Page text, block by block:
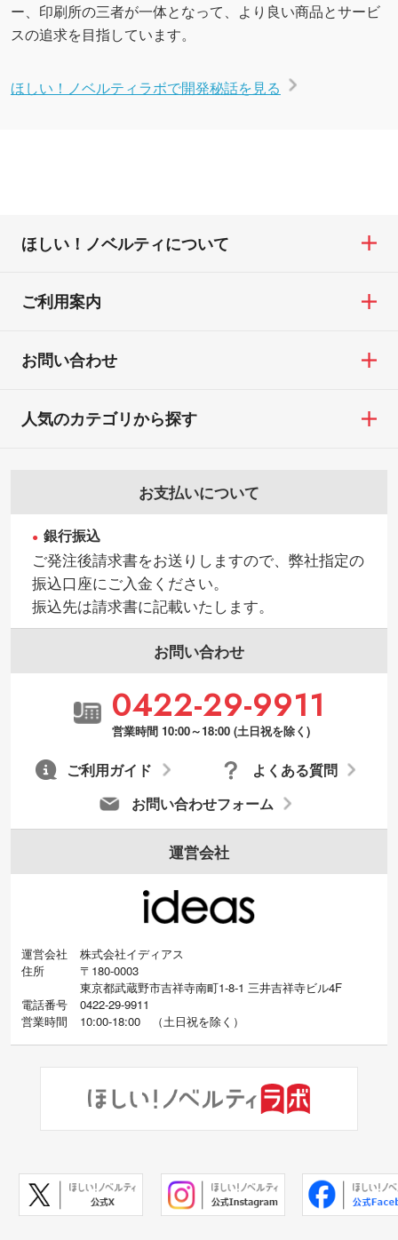
ー、印刷所の三者が一体となって、より良い商品とサービ
スの追求を目指しています。
ほしい！ノベルティラボで開発秘話を見る
ほしい！ノベルティについて
ご利用案内
お問い合わせ
お支払いについて
銀行振込
ご発注後請求書をお送りしますので、弊社指定の
振込口座にご入金ください。
振込先は請求書に記載いたします。
お問い合わせ
0422-29-9911
営業時間 10:00～18:00 (土日祝を除く)
お問い合わせフォーム
よくある質問
ご利用ガイド
運営会社
運営会社
株式会社イディアス
住所
〒180-0003
東京都武蔵野市吉祥寺南町1-8-1 三井吉祥寺ビル4F
電話番号
0422-29-9911
営業時間
10:00-18:00 （土日祝を除く）
人気のカテゴリから探す